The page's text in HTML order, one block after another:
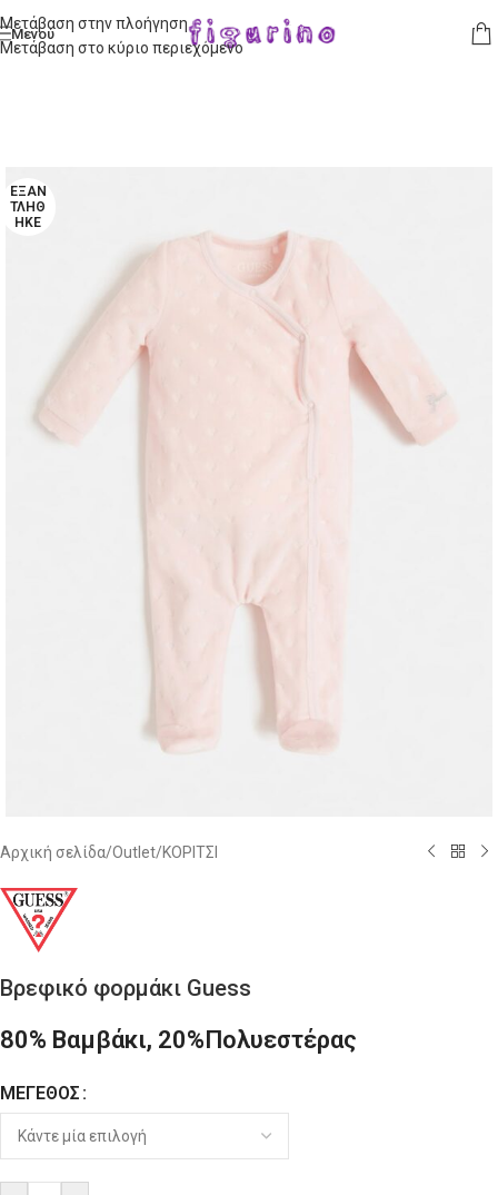
Μετάβαση στην πλοήγηση
Μετάβαση στο κύριο περιεχόμενο
Μενού
ΕΞΑΝ
ΤΛΉΘ
ΗΚΕ
Αρχική σελίδα/Outlet/ΚΟΡΙΤΣΙ
Βρεφικό φορμάκι Guess
80% Βαμβάκι, 20%Πολυεστέρας
ΜΈΓΕΘΟΣ
Alternative: